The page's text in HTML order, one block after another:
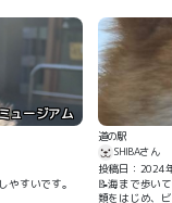
ュージアム
すいです。
道の駅
SHIBAさん
投稿日：2024
📝海まで歩い
類をはじめ、